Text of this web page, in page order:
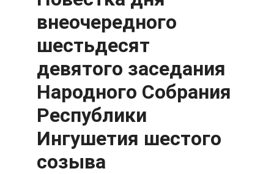
внеочередного
шестьдесят
девятого заседания
Народного Собрания
Республики
Ингушетия шестого
созыва